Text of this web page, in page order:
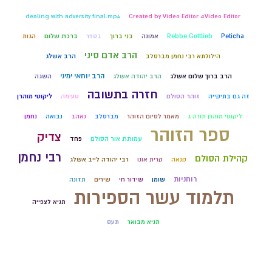
Created by Video Editor #Video Editor
dealing with adversity final.mp4
Peticha
Rebbe Gottlieb אמונה בני ברוך בספר ברכת שלום הגות
הילולתא רבי נחמן מברסלב הרב אדם סיני הרב אשלג
הרב ברוך שלום אשלג הרב יהודה אשלג הרב יוחאי ימיני השגה
זה גם בתיקייה זוהר הסולם חזרה בתשובה טעימה ליקוטי מוהרן
ליקוטי מוהרן תורה ג מאמר לסיום הזוהר מברסלב נאהב נבואה נחמן
ספר הזוהר עמותת אור הסולם פחד צדיק
קהילת הסולם קנאה קרית אונו רבי יהודה לייב אשלג רבי נחמן
רוחניות שומן שידור חי שירים תזונה
תלמוד עשר הספירות תניא לצפייה
תניא מבואר תעס